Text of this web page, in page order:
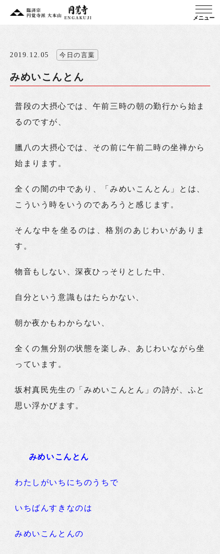
メニュー
2019.12.05 今日の言葉
みめいこんとん
普段の大摂心では、午前三時の朝の勤行から始ま
るのですが、
臘八の大摂心では、その前に午前二時の坐禅から
始まります。
全くの闇の中であり、「みめいこんとん」とは、
こういう時をいうのであろうと感じます。
そんな中を坐るのは、格別のあじわいがありま
す。
物音もしない、深夜ひっそりとした中、
自分という意識もはたらかない、
朝か夜かもわからない、
全くの無分別の状態を楽しみ、あじわいながら坐
っています。
坂村真民先生の「みめいこんとん」の詩が、ふと
思い浮かびます。
みめいこんとん
わたしがいちにちのうちで
いちばんすきなのは
みめいこんとんの